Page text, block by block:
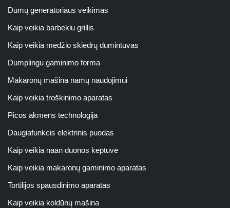
Dūmų generatoriaus veikimas
Kaip veikia barbekiu grillis
Kaip veikia medžio skiedrų dūmintuvas
Dumplingu gaminimo forma
Makaronų mašina namų naudojimui
Kaip veikia troškinimo aparatas
Picos akmens technologija
Daugiafunkcis elektrinis puodas
Kaip veikia naan duonos keptuvė
Kaip veikia makaronų gaminimo aparatas
Tortilijos spausdinimo aparatas
Kaip veikia koldūnų mašina